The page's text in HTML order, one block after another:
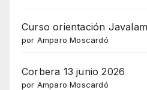
Curso orientación
por Amparo Moscardó
Corbera 13 junio 2026
por Amparo Moscardó